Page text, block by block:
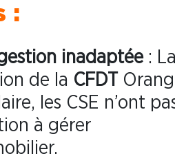
:
inadaptée: La
de la CFDT
les CSE n’ont
à gérer